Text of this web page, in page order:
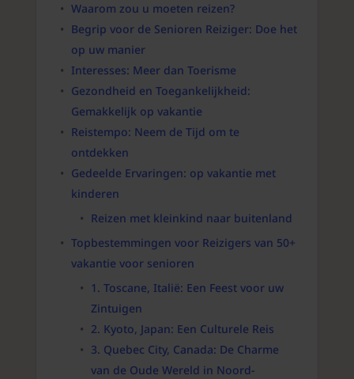
Waarom zou u moeten reizen?
Begrip voor de Senioren Reiziger: Doe het
op uw manier
Interesses: Meer dan Toerisme
Gezondheid en Toegankelijkheid:
Gemakkelijk op vakantie
Reistempo: Neem de Tijd om te
ontdekken
Gedeelde Ervaringen: op vakantie met
kinderen
Reizen met kleinkind naar buitenland
Topbestemmingen voor Reizigers van 50+
vakantie voor senioren
1. Toscane, Italië: Een Feest voor uw
Zintuigen
2. Kyoto, Japan: Een Culturele Reis
3. Quebec City, Canada: De Charme
van de Oude Wereld in Noord-